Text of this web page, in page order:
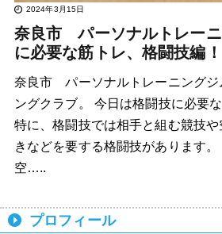
2024年3月15日
奈良市 パーソナルトレー
に必要な筋トレ、格闘技編
奈良市 パーソナルトレーニングジ
ングクラブ。 今日は格闘技に必要
特に、格闘技では相手と組む競技
きなどを要する格闘技があります
空…..
プロフィール